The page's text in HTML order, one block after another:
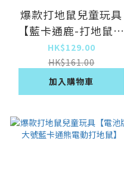
爆款打地鼠兒童玩具
【藍卡通鹿-打地鼠[2
個鎚子]】
HK$129.00
HK$161.00
加入購物車